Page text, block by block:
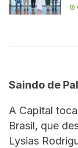
Saindo de
A Capital
Brasil, que
Lysias